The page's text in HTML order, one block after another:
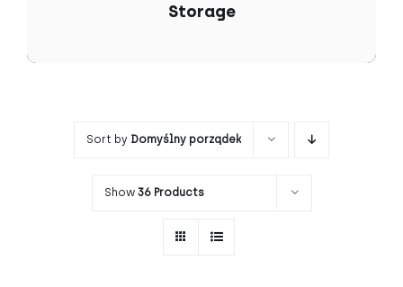
Storage
Sort by Domyślny porządek
Show 36 Products